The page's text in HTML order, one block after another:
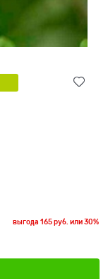
выгода165 руб. или30%